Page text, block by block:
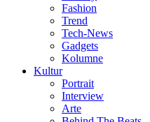
Fashion
Trend
Tech-News
Gadgets
Kolumne
Kultur
Portrait
Interview
Arte